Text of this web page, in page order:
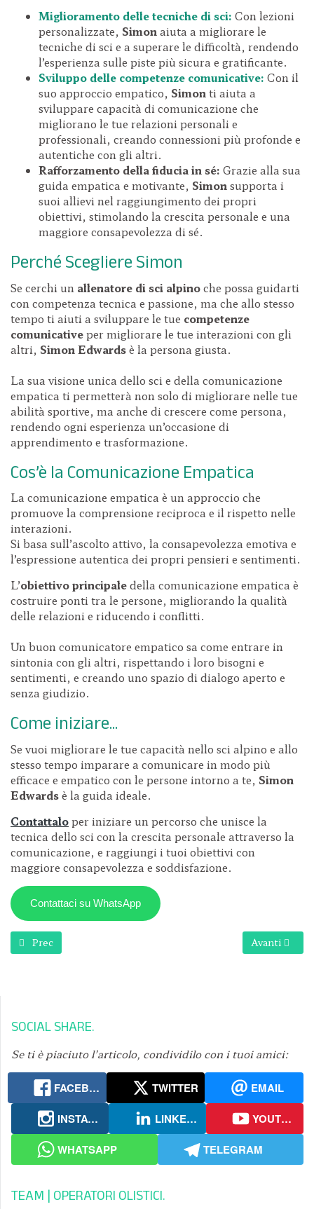
Miglioramento delle tecniche di sci: Con lezioni
personalizzate, Simon aiuta a migliorare le
tecniche di sci e a superare le difficoltà, rendendo
l’esperienza sulle piste più sicura e gratificante.
Sviluppo delle competenze comunicative: Con il
suo approccio empatico, Simon ti aiuta a
sviluppare capacità di comunicazione che
migliorano le tue relazioni personali e
professionali, creando connessioni più profonde e
autentiche con gli altri.
Rafforzamento della fiducia in sé: Grazie alla sua
guida empatica e motivante, Simon supporta i
suoi allievi nel raggiungimento dei propri
obiettivi, stimolando la crescita personale e una
maggiore consapevolezza di sé.
Perché Scegliere Simon
Se cerchi un allenatore di sci alpinoche possa guidarti
con competenza tecnica e passione, ma che allo stesso
tempo ti aiuti a sviluppare le tue competenze
comunicativeper migliorare le tue interazioni con gli
altri, Simon Edwardsè la persona giusta.
La sua visione unica dello sci e della comunicazione
empatica ti permetterà non solo di migliorare nelle tue
abilità sportive, ma anche di crescere come persona,
rendendo ogni esperienza un’occasione di
apprendimento e trasformazione.
Cos’è la Comunicazione Empatica
La comunicazione empatica è un approccio che
promuove la comprensione reciproca e il rispetto nelle
interazioni.
Si basa sull’ascolto attivo, la consapevolezza emotiva e
l’espressione autentica dei propri pensieri e sentimenti.
L’obiettivo principaledella comunicazione empatica è
costruire ponti tra le persone, migliorando la qualità
delle relazioni e riducendo i conflitti.
Un buon comunicatore empatico sa come entrare in
sintonia con gli altri, rispettando i loro bisogni e
sentimenti, e creando uno spazio di dialogo aperto e
senza giudizio.
Come iniziare...
Se vuoi migliorare le tue capacità nello sci alpino e allo
stesso tempo imparare a comunicare in modo più
efficace e empatico con le persone intorno a te, Simon
Edwardsè la guida ideale.
Contattaloper iniziare un percorso che unisce la
tecnica dello sci con la crescita personale attraverso la
comunicazione, e raggiungi i tuoi obiettivi con
maggiore consapevolezza e soddisfazione.
Contattaci su WhatsApp
Articolo precedente: Mirko Siclari
Prec Articolo
Avanti
SOCIAL SHARE
Se ti è piaciuto l’articolo, condividilo con i tuoi amici:
FACEBOOK TWITTER
EMAIL
INSTAGRAM
LINKEDIN
YOUTUBE
WHATSAPP
TELEGRAM
TEAM | OPERATORI OLISTICI